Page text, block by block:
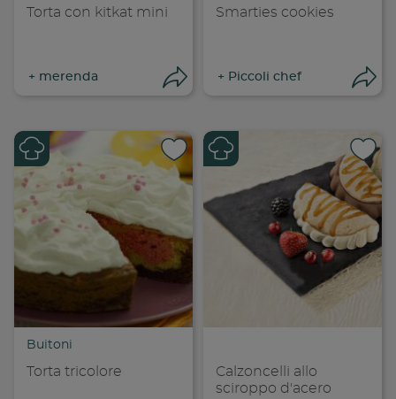
Torta con kitkat mini
+ merenda
Condividi su
Copia link
Smarties cookies
+ Piccoli chef
Buitoni
Torta tricolore
Calzoncelli allo
sciroppo d'acero